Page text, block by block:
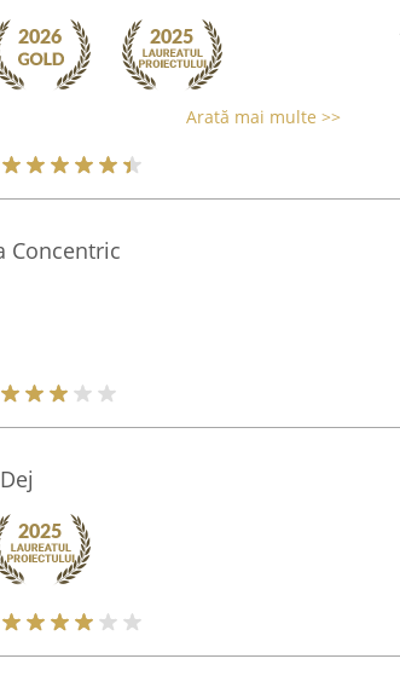
Arată mai multe >>
Concentric